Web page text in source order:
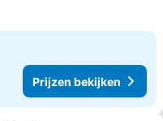
Prijzen bekijken